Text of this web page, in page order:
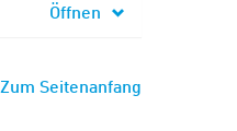
Öffnen
Zum Seitenanfang